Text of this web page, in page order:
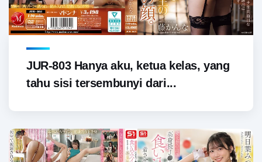
JUR-803 Hanya aku, ketua kelas, yang
tahu sisi tersembunyi dari...